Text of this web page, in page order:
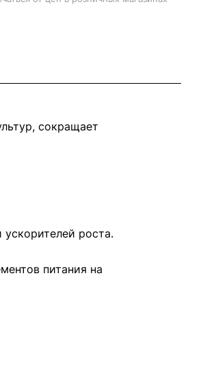
сокращает
роста.
питания на